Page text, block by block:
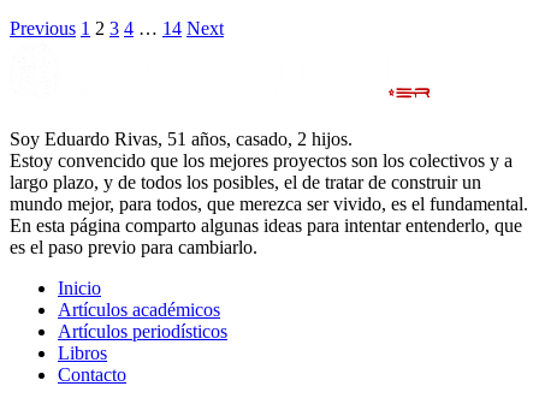
Previous 1 2 3 4 … 14 Next
Soy Eduardo Rivas, 51 años, casado, 2 hijos.
Estoy convencido que los mejores proyectos son los colectivos y a
largo plazo, y de todos los posibles, el de tratar de construir un
mundo mejor, para todos, que merezca ser vivido, es el fundamental.
En esta página comparto algunas ideas para intentar entenderlo, que
es el paso previo para cambiarlo.
Inicio
Artículos académicos
Artículos periodísticos
Libros
Contacto